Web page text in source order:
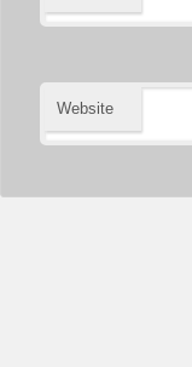
Website